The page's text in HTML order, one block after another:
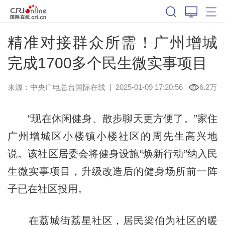
精准对接群众所需！广州增城
完成1700多个民生微实事项目
来源：中央广电总台国际在线| 2025-01-09 17:20:56 6.2万
“现在休闲健身、散步聊天更方便了。”家住
广州增城区小楼镇小楼社区的周先生高兴地
说。该社区居委会将健身设施“焕新行动”纳入民
生微实事项目，升级改造后的健身场所前一阵
子已在社区投用。
在荔城街荔星社区，居民梁伯为社区的暖